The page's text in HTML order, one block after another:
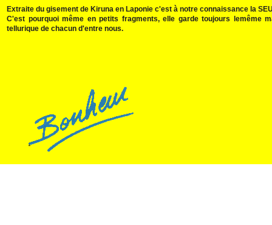
Extraite du gisement de Kiruna en Laponie c'est à notre connaissance la
C'est pourquoi même en petits fragments, elle garde toujours lemême
tellurique de chacun d'entre nous.
.